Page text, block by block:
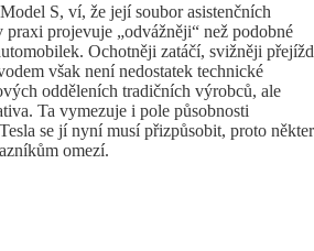
S, ví, že její soubor asistenčních
praxi projevuje „odvážněji“ než podobné
Ochotněji zatáčí, svižněji
však není nedostatek technické
odděleních tradičních výrobců, ale
Ta vymezuje i pole působnosti
se jí nyní musí přizpůsobit, proto
omezí.